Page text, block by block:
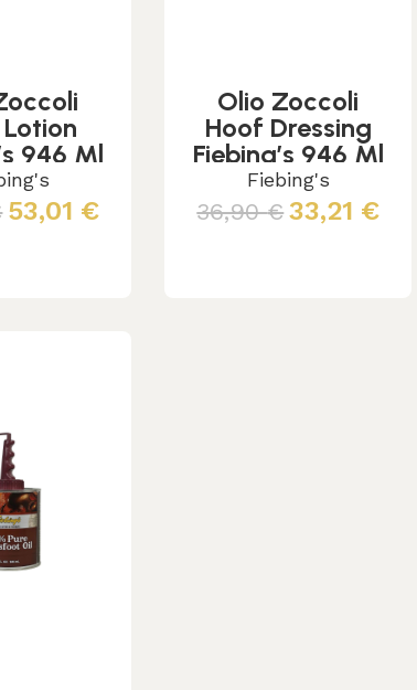
946 Ml
53,01 €
Olio Zoccoli
Hoof Dressing
Fiebing’s 946 Ml
Con Applicatore
Fiebing's
36,90€ 33,21 €